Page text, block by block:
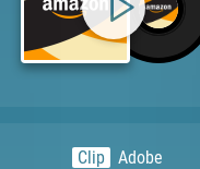
Clip Adobe